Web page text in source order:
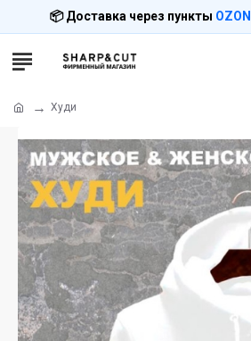
📦 Доставка через пункты OZON
Худи